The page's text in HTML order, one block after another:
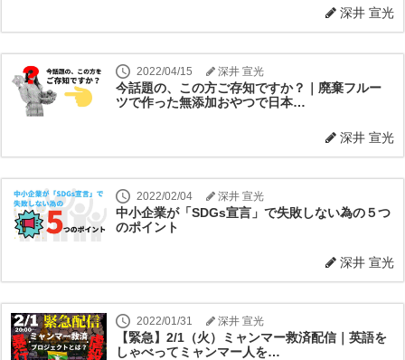
深井 宣光
2022/04/15 深井 宣光
今話題の、この方ご存知ですか？｜廃棄フルー
ツで作った無添加おやつで日本…
深井 宣光
2022/02/04 深井 宣光
中小企業が「SDGs宣言」で失敗しない為の５つ
のポイント
深井 宣光
2022/01/31 深井 宣光
【緊急】2/1（火）ミャンマー救済配信｜英語を
しゃべってミャンマー人を…